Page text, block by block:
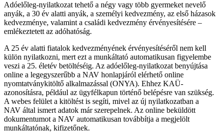
Adóelőleg-nyilatkozat tehető a négy vagy több gyermeket nevelő
anyák, a 30 év alatti anyák, a személyi kedvezmény, az első házasok
kedvezménye, valamint a családi kedvezmény érvényesítésére –
emlékeztetett az adóhatóság.
A 25 év alatti fiatalok kedvezményének érvényesítéséről nem kell
külön nyilatkozni, mert ezt a munkáltató automatikusan figyelembe
veszi a 25. életév betöltéséig. Az adóelőleg-nyilatkozat benyújtása
online a legegyszerűbb a NAV honlapjáról elérhető online
nyomtatványkitöltő alkalmazással (ONYA). Ehhez KAÜ-
azonosításra, például az ügyfélkapun történő belépésre van szükség.
A webes felület a kitöltést is segíti, mivel az új nyilatkozatban a
NAV által ismert adatok már szerepelnek. Az online beküldött
dokumentumot a NAV automatikusan továbbítja a megjelölt
munkáltatónak, kifizetőnek.